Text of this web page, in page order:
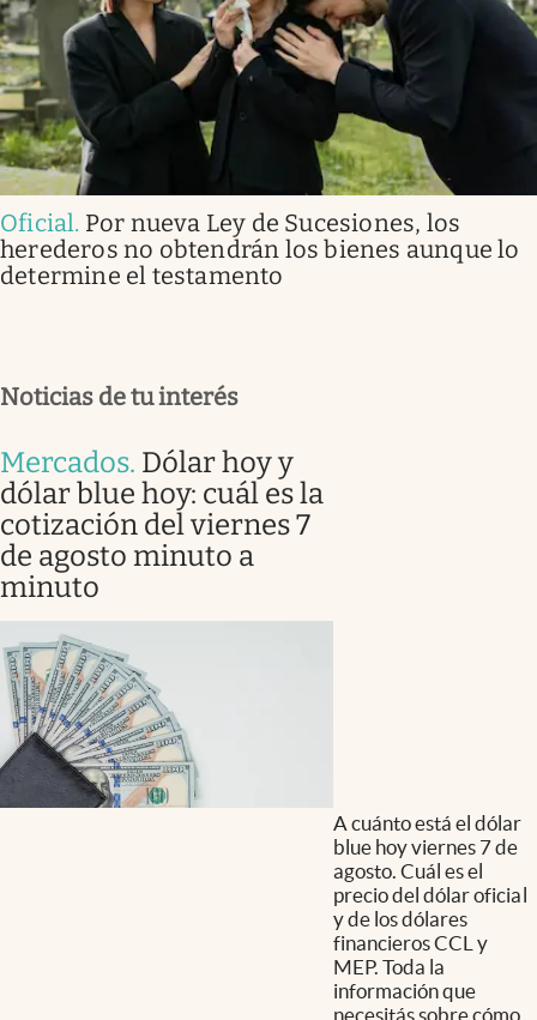
Oficial. Por nueva Ley de Sucesiones, los
herederos no obtendrán los bienes aunque lo
determine el testamento
Noticias de tu interés
Mercados. Dólar hoy y
dólar blue hoy: cuál es la
cotización del viernes 7
de agosto minuto a
minuto
A cuánto está el dólar
blue hoy viernes 7 de
agosto. Cuál es el
precio del dólar oficial
y de los dólares
financieros CCL y
MEP. Toda la
información que
necesitás sobre cómo